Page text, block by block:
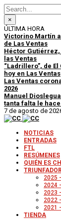
×
ÚLTIMA HORA
Victorino Martín
de Las Ventas
Héctor Gutiérrez,
las Ventas
“Ladrillero”, de
hoy en Las Ventas
Las Ventas
2026
Manuel
tanta falta le
7 de agosto de
NOTICIAS
ENTRADAS
FTL
RESÚMENES
QUIÉN ES
2025
2024
2023
2022
2021
TIENDA